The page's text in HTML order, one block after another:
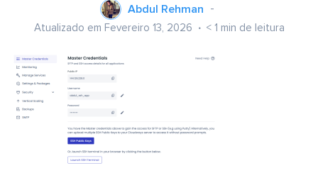
Abdul Rehman
Atualizado em Fevereiro 13, 2026 < 1 min de leitura